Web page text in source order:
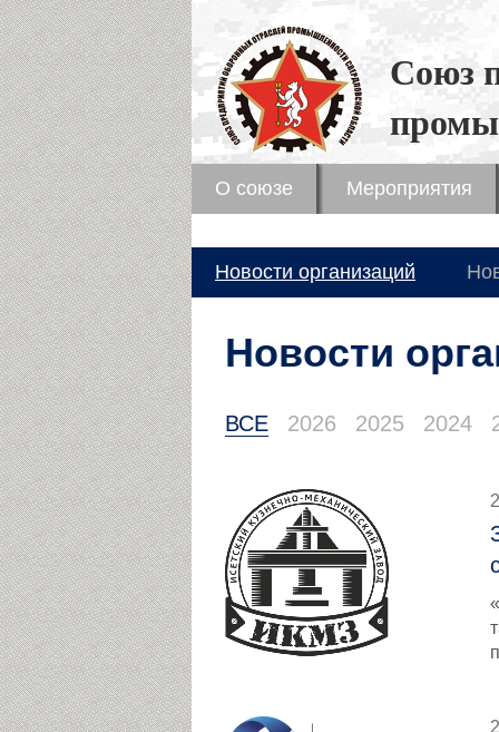
Союз
О союзе Мероприятия
Новости организаций
Новости
ВСЕ 2026 2025 2024